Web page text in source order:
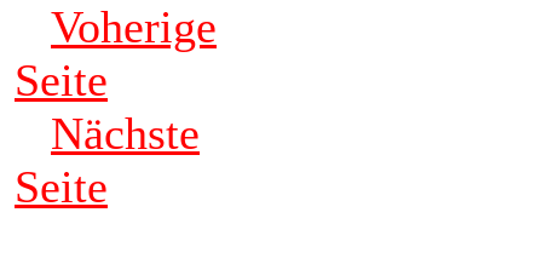
Voherige
Seite
Nächste
Seite